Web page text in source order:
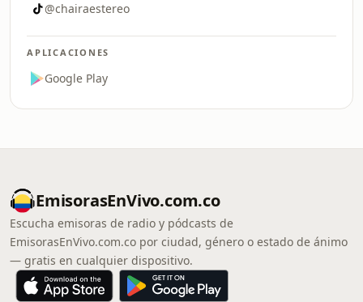
@chairaestereo
APLICACIONES
Google Play
EmisorasEnVivo.com.co
Escucha emisoras de radio y pódcasts de
EmisorasEnVivo.com.co por ciudad, género o estado de ánimo
— gratis en cualquier dispositivo.